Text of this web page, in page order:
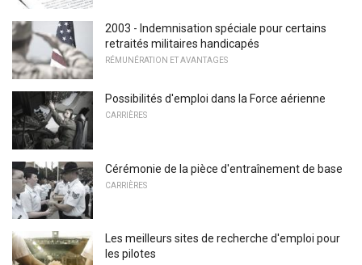
2003 - Indemnisation spéciale pour certains
retraités militaires handicapés
RÉMUNÉRATION ET AVANTAGES
Possibilités d'emploi dans la Force aérienne
CARRIÈRES
Cérémonie de la pièce d'entraînement de base
CARRIÈRES
Les meilleurs sites de recherche d'emploi pour
les pilotes